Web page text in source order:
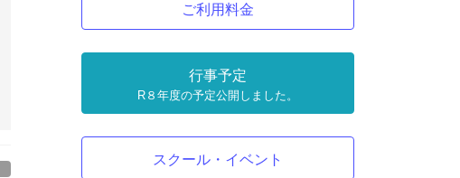
ご利用料金
行事予定
R８年度の予定公開しました。
スクール・イベント